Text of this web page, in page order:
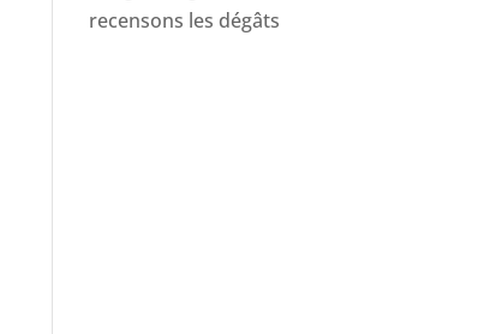
recensons les dégâts